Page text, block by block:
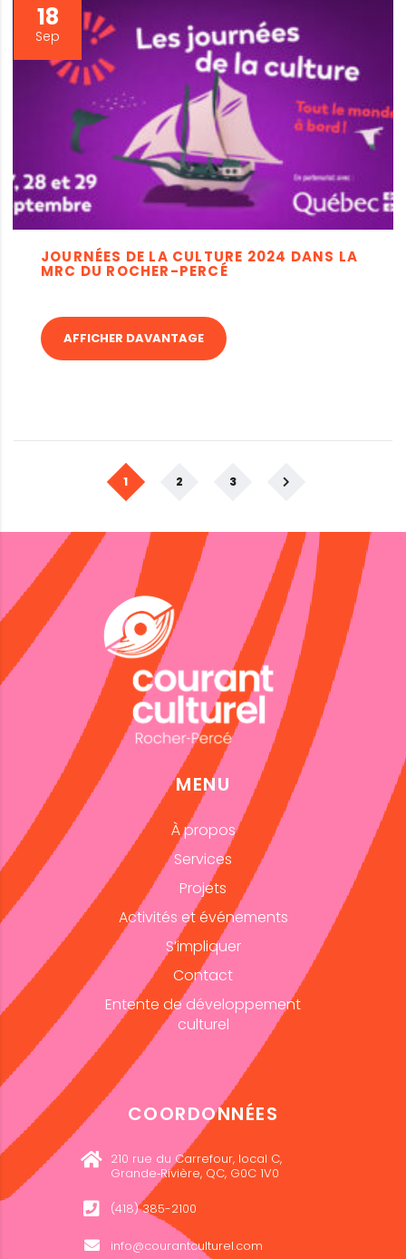
18
Sep
JOURNÉES DE LA CULTURE 2024 DANS LA
MRC DU ROCHER-PERCÉ
AFFICHER DAVANTAGE
1 2 3
MENU
À propos
Services
Projets
Activités et événements
S’impliquer
Contact
Entente de développement
culturel
COORDONNÉES
210 rue du Carrefour, local C,
Grande‑Rivière, QC, G0C 1V0
(418) 385-2100
info@courantculturel.com